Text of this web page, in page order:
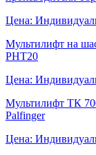
Цена:
Мультилифт на
PHT20
Цена:
Мультилифт ТК
Palfinger
Цена: